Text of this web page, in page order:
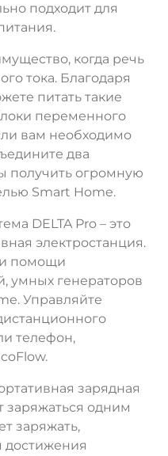
подходит для
когда речь
тока. Благодаря
питать такие
переменного
вам необходимо
два
получить огромную
Smart Home.
DELTA Pro – это
электростанция.
помощи
умных генераторов
Управляйте
телефон,
зарядная
заряжаться одним
заряжать,
достижения